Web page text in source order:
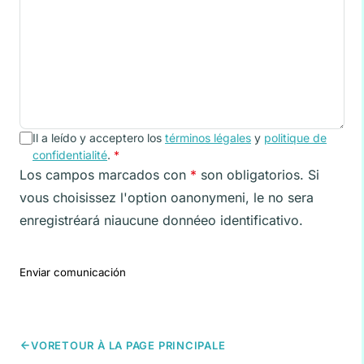
Il a leído y acceptero los términos légales y politique de
confidentialité. *
Los campos marcados con * son obligatorios. Si
vous choisissez l'option oanonymeni, le no sera
enregistréará niaucune donnéeo identificativo.
Enviar comunicación
VORETOUR À LA PAGE PRINCIPALE